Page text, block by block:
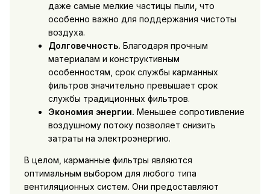
даже самые мелкие частицы пыли, что
особенно важно для поддержания чистоты
воздуха.
Долговечность. Благодаря прочным
материалам и конструктивным
особенностям, срок службы карманных
фильтров значительно превышает срок
службы традиционных фильтров.
Экономия энергии. Меньшее сопротивление
воздушному потоку позволяет снизить
затраты на электроэнергию.
В целом, карманные фильтры являются
оптимальным выбором для любого типа
вентиляционных систем. Они предоставляют